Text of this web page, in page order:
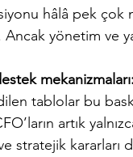
hâlâ pek çok
yönetim ve
mekanizmaları:
tablolar bu
artık
stratejik kararları